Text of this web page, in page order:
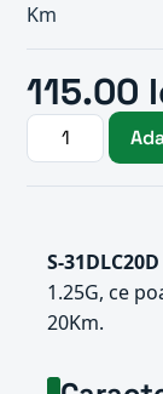
Km
115.00
S-31DLC20D
1.25G, ce
20Km.